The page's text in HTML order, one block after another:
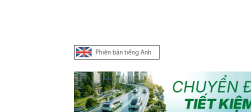
Phiên bản tiếng Anh